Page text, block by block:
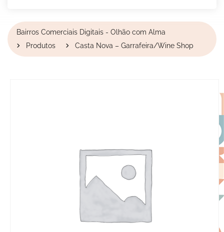
Bairros Comerciais Digitais - Olhão com Alma
Produtos
Casta Nova – Garrafeira/Wine Shop